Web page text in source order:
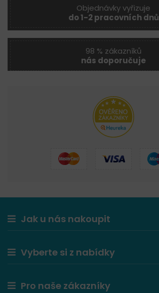
Objednávky vyřizuje
do 1-2 pracovních dnů
98 % zákazníků
nás doporučuje
Jak u nás nakoupit
Vyberte si z nabídky
Pro naše zákazníky